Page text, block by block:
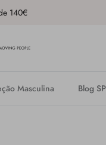
140€
Masculina Blog